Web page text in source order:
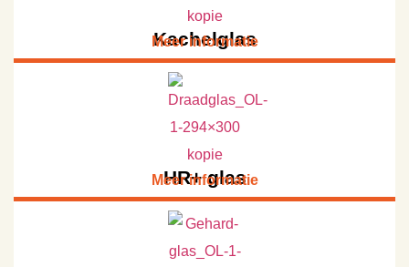
Kachelglas
Meer informatie
HR+ glas
Meer informatie